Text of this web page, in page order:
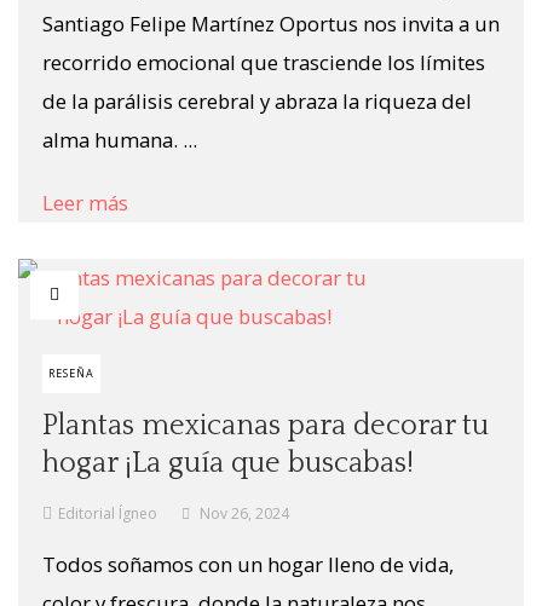
Santiago Felipe Martínez Oportus nos invita a un
recorrido emocional que trasciende los límites
de la parálisis cerebral y abraza la riqueza del
alma humana. ...
Leer más
RESEÑA
Plantas mexicanas para decorar tu
hogar ¡La guía que buscabas!
Editorial Ígneo Nov 26, 2024
Todos soñamos con un hogar lleno de vida,